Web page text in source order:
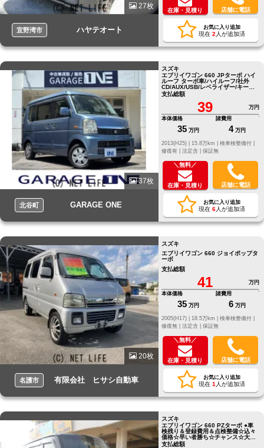
27枚
宜野湾市 ハヤテオート
在庫・見積り 店舗に電話
お気に入り追加
現在 2 人が追加済
37枚
北谷町 GARAGE ONE
スズキ
エブリイワゴン 660 JPターボ ハイ
ルーフ ターボ車/ハイルーフ/社外
CD/AUX/USB/レベライザー/キーレ
スエントリー/
支払総額
39
万円
本体価格
35 万円
諸費用
4 万円
修復有 | 法定含 | 保証無
＼無料／
在庫・見積り 店舗に電話
お気に入り追加
現在 6人が追加済
20枚
名護市 有限会社 ヒサシ自動車
スズキ
エブリイワゴン 660 ジョイポップタ
ーボ
支払総額
41
万円
本体価格
35 万円
諸費用
6 万円
修復無 | 法定含 | 保証無
＼無料／
在庫・見積り 店舗に電話
お気に入り追加
現在 1 人が追加済
スズキ
エブリイワゴン 660 PZターボ ●車
検残り＆登録費用＆点検整備☆込々
価格☆早い者勝ち☆チャンス☆大チ
ャンス☆
支払総額